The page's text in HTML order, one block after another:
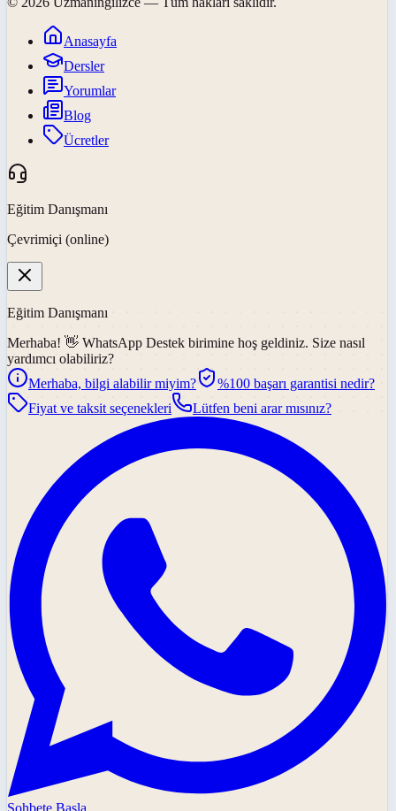
Anasayfa
Dersler
Yorumlar
Blog
Ücretler
Eğitim Danışmanı
Çevrimiçi (online)
Eğitim Danışmanı
Merhaba! 👋 WhatsApp Destek birimine hoş geldiniz. Size nasıl
yardımcı olabiliriz?
Merhaba, bilgi alabilir miyim?
%100 başarı garantisi nedir?
Fiyat ve taksit seçenekleri
Lütfen beni arar mısınız?
Sohbete Başla